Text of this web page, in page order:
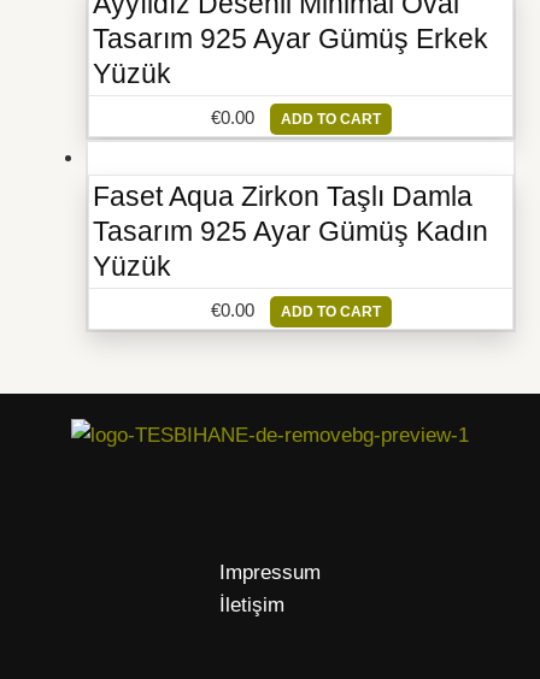
Tasarım 925 Ayar Gümüş Erkek
Yüzük
€0.00 ADD TO CART
Faset Aqua Zirkon Taşlı Damla
Tasarım 925 Ayar Gümüş Kadın
Yüzük
€0.00 ADD TO CART
Impressum
İletişim